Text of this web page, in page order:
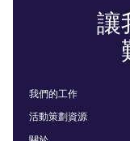
讓
我們的工作
活動策劃資源